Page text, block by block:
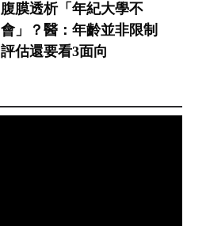
腹膜透析「年紀大學不
會」？醫：年齡並非限制
評估還要看3面向